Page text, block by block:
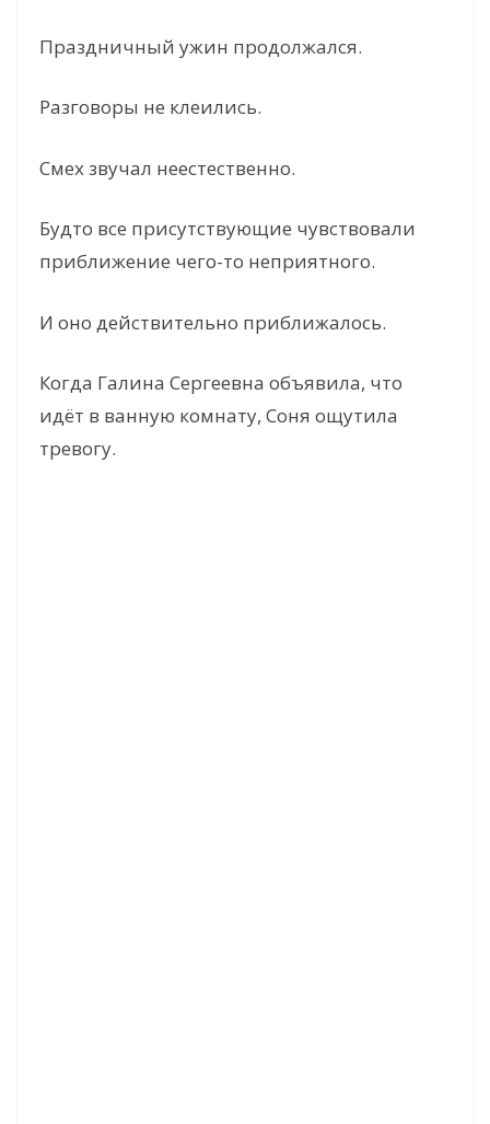
Праздничный ужин продолжался.
Разговоры не клеились.
Смех звучал неестественно.
Будто все присутствующие чувствовали
приближение чего-то неприятного.
И оно действительно приближалось.
Когда Галина Сергеевна объявила, что
идёт в ванную комнату, Соня ощутила
тревогу.